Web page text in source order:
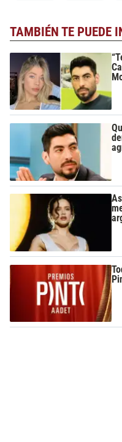
TAMBIÉN TE PUEDE